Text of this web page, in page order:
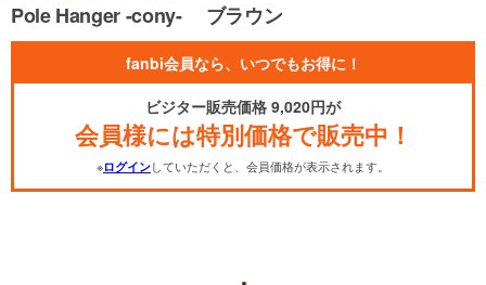
Pole Hanger -cony- ブラウン
fanbi会員なら、いつでもお得に！
ビジター販売価格 9,020円が
会員様には特別価格で販売中！
※ログインしていただくと、会員価格が表示されます。